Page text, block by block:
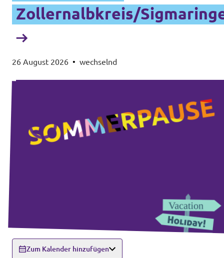
Zollernalbkreis/
26 August 2026 • wechselnd
Zum Kalender hinzufügen